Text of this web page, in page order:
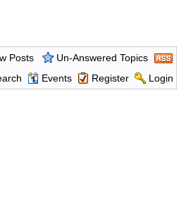
Posts
Un-Answered Topics
Events Register Login